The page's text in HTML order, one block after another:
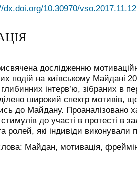
dx.doi.org/10.30970/vso.2017.11.12
дослідженню
подій на київському Майдані
інтерв’ю, зібраних в
широкий спектр мотивів,
до Майдану. Проаналізовано
до участі в протесті в
ролей, які індивіди виконували
Майдан, мотивація,